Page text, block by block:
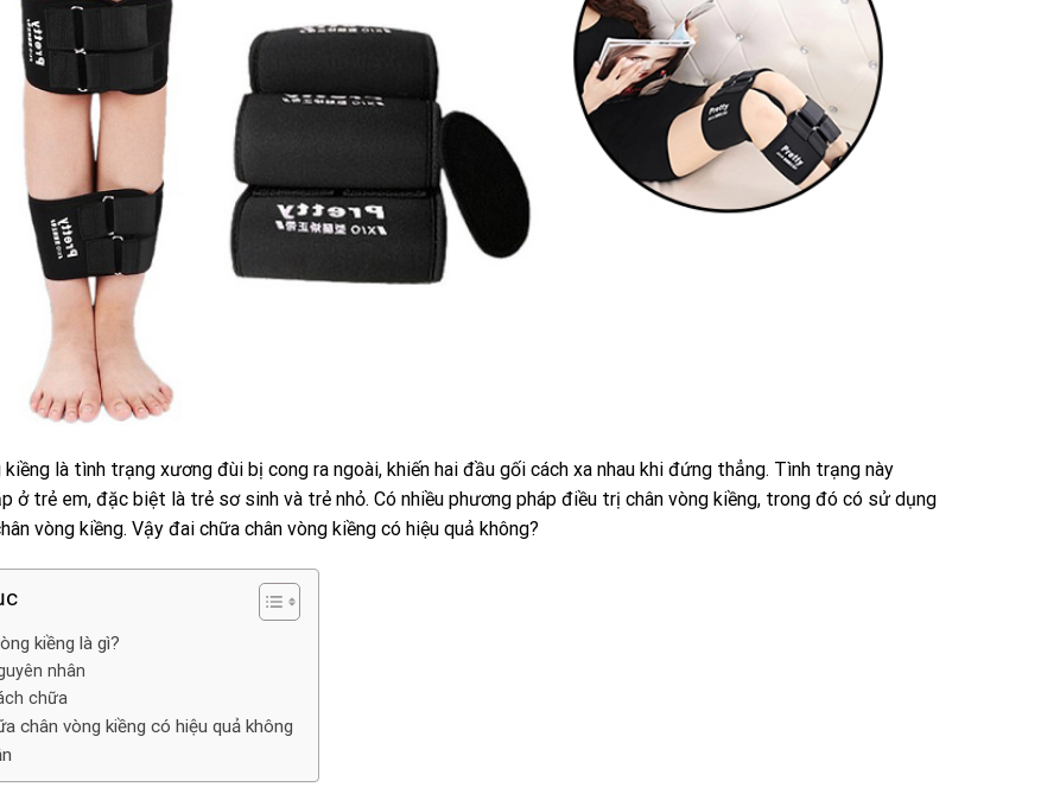
kiềng là tình trạng xương đùi bị cong ra ngoài, khiến hai đầu gối cách xa nhau khi đứng thẳng. Tình trạng này
ở trẻ em, đặc biệt là trẻ sơ sinh và trẻ nhỏ. Có nhiều phương pháp điều trị chân vòng kiềng, trong đó có sử dụng
vòng kiềng. Vậy đai chữa chân vòng kiềng có hiệu quả không?
kiềng là gì?
nhân
chữa
chân vòng kiềng có hiệu quả không